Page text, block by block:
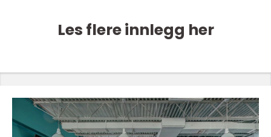
Les flere innlegg her